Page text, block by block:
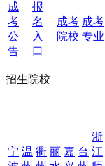
成
考
公
告
报
名
入
口
成考
院校
成考
专业
招生院校
宁 温 衢 丽 嘉 台
浙
江